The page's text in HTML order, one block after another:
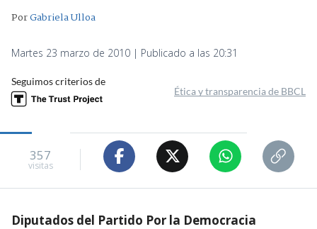
PorGabriela Ulloa
Martes 23 marzo de 2010 | Publicado a las 20:31
Seguimos criterios de
Ética y transparencia de BBCL
357
visitas
Diputados del Partido Por la Democracia